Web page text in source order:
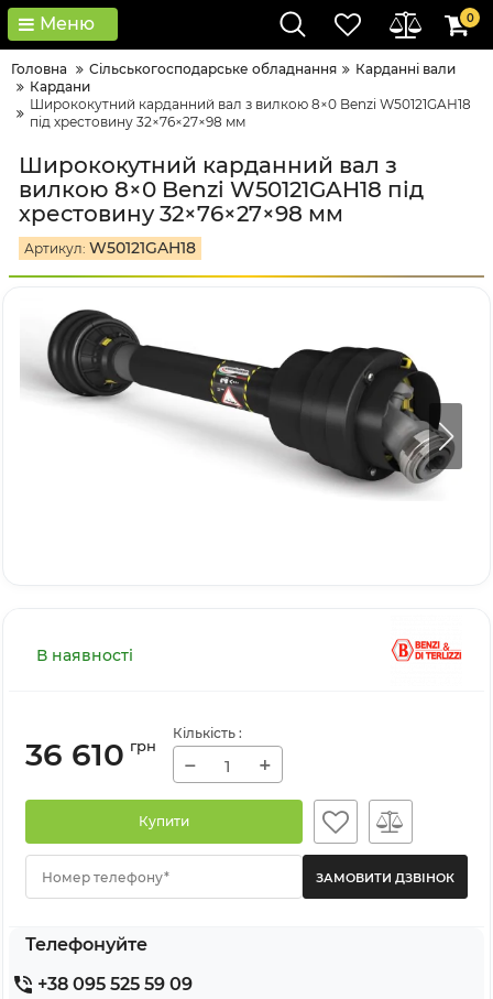
Меню 0
Головна Сільськогосподарське обладнання
Карданні вали
Кардани
Ширококутний карданний вал з вилкою 8×0 Benzi W50121GAH18
під хрестовину 32×76×27×98 мм
Ширококутний карданний вал з
вилкою 8×0 Benzi W50121GAH18 під
хрестовину 32×76×27×98 мм
Артикул: W50121GAH18
В наявності
36 610 грн
Кількість :
− +
Купити
Номер телефону*
Телефонуйте
+38 095 525 59 09